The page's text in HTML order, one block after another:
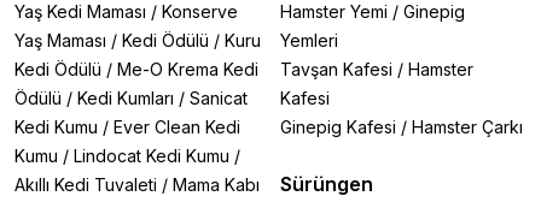
Yaş Kedi Maması / Konserve
Yaş Maması / Kedi Ödülü / Kuru
Kedi Ödülü / Me-O Krema Kedi
Ödülü / Kedi Kumları / Sanicat
Kedi Kumu / Ever Clean Kedi
Kumu / Lindocat Kedi Kumu /
Akıllı Kedi Tuvaleti / Mama Kabı
Hamster Yemi / Ginepig
Yemleri
Tavşan Kafesi / Hamster
Kafesi
Ginepig Kafesi / Hamster Çarkı
Sürüngen